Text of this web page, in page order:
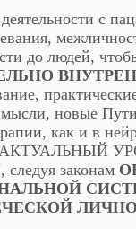
с
до людей,
новые
как и в
законам